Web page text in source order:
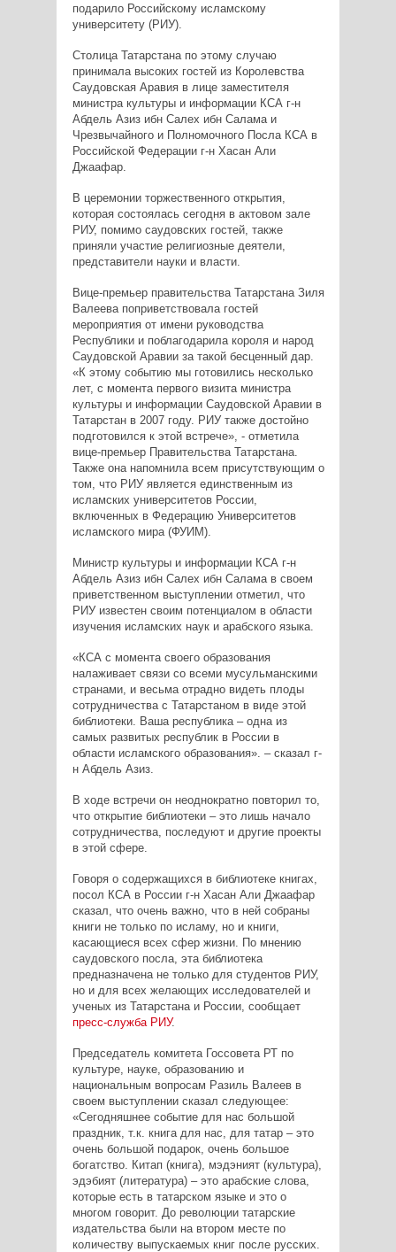
подарило Российскому исламскому
университету (РИУ).
Столица Татарстана по этому случаю
принимала высоких гостей из Королевства
Саудовская Аравия в лице заместителя
министра культуры и информации КСА г-н
Абдель Азиз ибн Салех ибн Салама и
Чрезвычайного и Полномочного Посла КСА в
Российской Федерации г-н Хасан Али
Джаафар.
В церемонии торжественного открытия,
которая состоялась сегодня в актовом зале
РИУ, помимо саудовских гостей, также
приняли участие религиозные деятели,
представители науки и власти.
Вице-премьер правительства Татарстана Зиля
Валеева поприветствовала гостей
мероприятия от имени руководства
Республики и поблагодарила короля и народ
Саудовской Аравии за такой бесценный дар.
«К этому событию мы готовились несколько
лет, с момента первого визита министра
культуры и информации Саудовской Аравии в
Татарстан в 2007 году. РИУ также достойно
подготовился к этой встрече», - отметила
вице-премьер Правительства Татарстана.
Также она напомнила всем присутствующим о
том, что РИУ является единственным из
исламских университетов России,
включенных в Федерацию Университетов
исламского мира (ФУИМ).
Министр культуры и информации КСА г-н
Абдель Азиз ибн Салех ибн Салама в своем
приветственном выступлении отметил, что
РИУ известен своим потенциалом в области
изучения исламских наук и арабского языка.
«КСА с момента своего образования
налаживает связи со всеми мусульманскими
странами, и весьма отрадно видеть плоды
сотрудничества с Татарстаном в виде этой
библиотеки. Ваша республика – одна из
самых развитых республик в России в
области исламского образования». – сказал г-
н Абдель Азиз.
В ходе встречи он неоднократно повторил то,
что открытие библиотеки – это лишь начало
сотрудничества, последуют и другие проекты
в этой сфере.
Говоря о содержащихся в библиотеке книгах,
посол КСА в России г-н Хасан Али Джаафар
сказал, что очень важно, что в ней собраны
книги не только по исламу, но и книги,
касающиеся всех сфер жизни. По мнению
саудовского посла, эта библиотека
предназначена не только для студентов РИУ,
но и для всех желающих исследователей и
ученых из Татарстана и России, сообщает
пресс-служба РИУ.
Председатель комитета Госсовета РТ по
культуре, науке, образованию и
национальным вопросам Разиль Валеев в
своем выступлении сказал следующее:
«Сегодняшнее событие для нас большой
праздник, т.к. книга для нас, для татар – это
очень большой подарок, очень большое
богатство. Китап (книга), мэдэният (культура),
эдэбият (литература) – это арабские слова,
которые есть в татарском языке и это о
многом говорит. До революции татарские
издательства были на втором месте по
количеству выпускаемых книг после русских.